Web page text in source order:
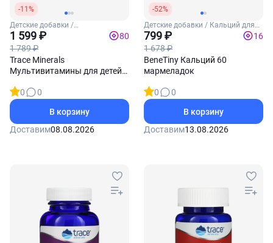
-11%
Детские добавки /
Мультивитамины для детей
1 599 ₽
1 789 ₽
80
Trace Minerals
Мультивитамины для детей
0
0
В корзину
Доставим08.08.2026
-52%
Детские добавки / Кальций для
детей
799 ₽
1 678 ₽
16
BeneTiny Кальций 60
мармеладок
0
0
В корзину
Доставим13.08.2026